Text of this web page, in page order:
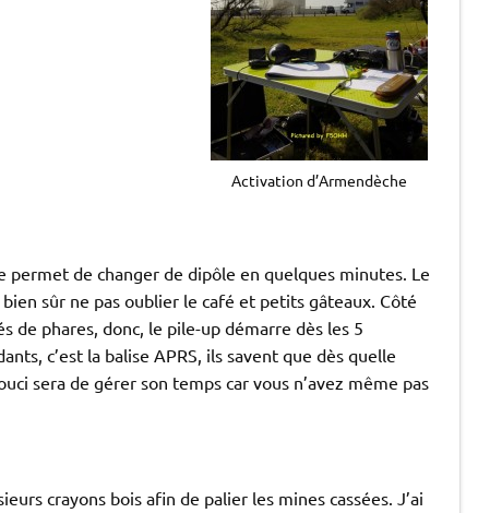
Activation d’Armendèche
de changer de dipôle en quelques minutes. Le
sûr ne pas oublier le café et petits gâteaux. Côté
de phares, donc, le pile-up démarre dès les 5
c’est la balise APRS, ils savent que dès quelle
sera de gérer son temps car vous n’avez même pas
crayons bois afin de palier les mines cassées. J’ai